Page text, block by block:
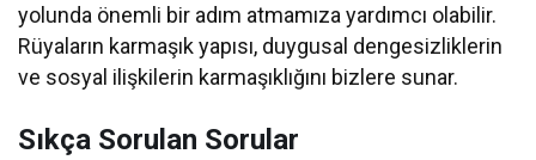
yolunda önemli bir adım atmamıza yardımcı olabilir.
Rüyaların karmaşık yapısı, duygusal dengesizliklerin
ve sosyal ilişkilerin karmaşıklığını bizlere sunar.
Sıkça Sorulan Sorular